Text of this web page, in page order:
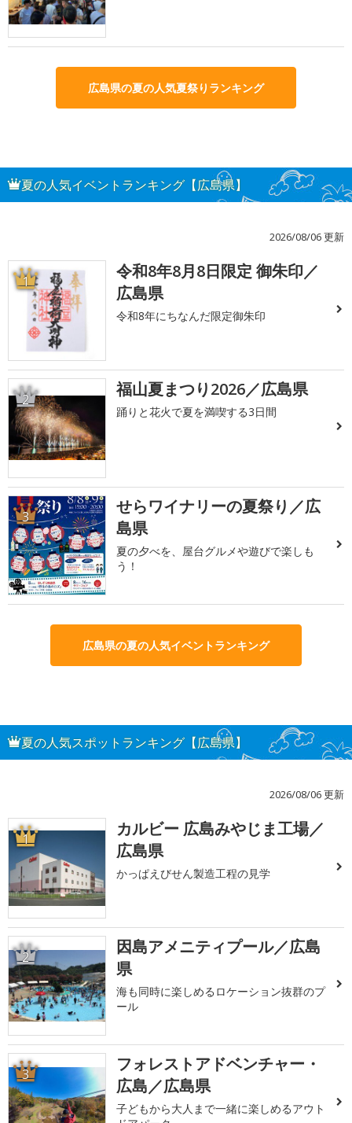
広島県の夏の人気夏祭りランキング
夏の人気イベントランキング【広島県】
2026/08/06 更新
1
令和8年8月8日限定 御朱印／
広島県
令和8年にちなんだ限定御朱印
2 福山夏まつり2026／広島県
踊りと花火で夏を満喫する3日間
3
せらワイナリーの夏祭り／広
島県
夏の夕べを、屋台グルメや遊びで楽しも
う！
広島県の夏の人気イベントランキング
夏の人気スポットランキング【広島県】
2026/08/06 更新
1
カルビー 広島みやじま工場／
広島県
かっぱえびせん製造工程の見学
2
因島アメニティプール／広島
県
海も同時に楽しめるロケーション抜群のプ
ール
3
フォレストアドベンチャー・
広島／広島県
子どもから大人まで一緒に楽しめるアウト